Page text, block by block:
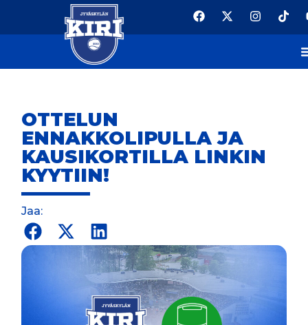
OTTELUN
ENNAKKOLIPULLA JA
KAUSIKORTILLA LINKIN
KYYTIIN!
Jaa: